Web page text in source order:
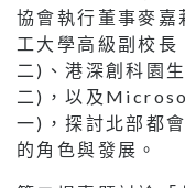
部都會區及港深創
展。